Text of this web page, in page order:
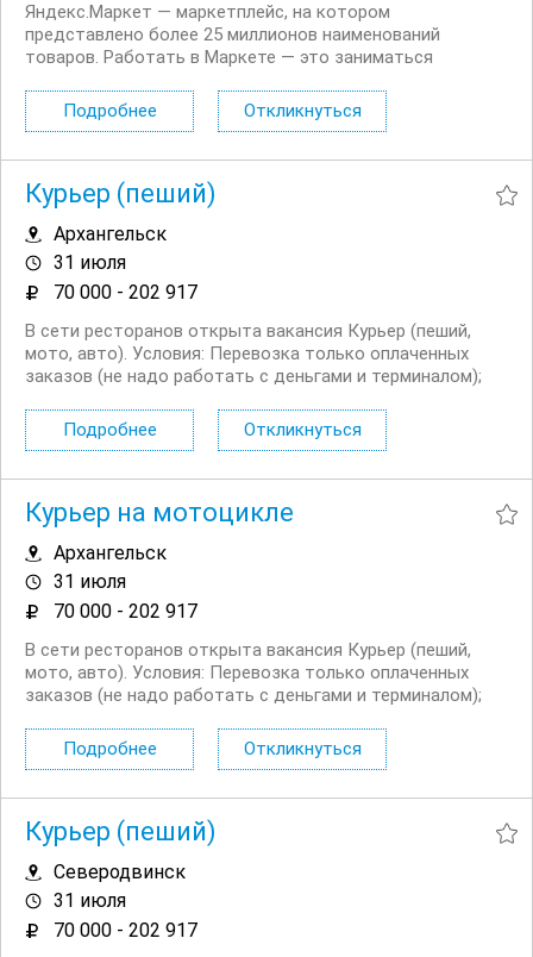
Яндекс.Маркет — маркетплейс, на котором
представлено более 25 миллионов наименований
товаров. Работать в Маркете — это заниматься
высокоскоростными людьми, быстро реагировать на
изменения и помогать друг другу. Приглашаем
Подробнее Откликнуться
Курьер (пеший)
Архангельск
31 июля
70 000 - 202 917
В сети ресторанов открыта вакансия Курьер (пеший,
мото, авто). Условия: Перевозка только оплаченных
заказов (не надо работать с деньгами и терминалом);
время до 03:00; Выходные плавающие при любом
графике; Доход...
Подробнее Откликнуться
Курьер на мотоцикле
Архангельск
31 июля
70 000 - 202 917
В сети ресторанов открыта вакансия Курьер (пеший,
мото, авто). Условия: Перевозка только оплаченных
заказов (не надо работать с деньгами и терминалом);
время до 03:00; Выходные плавающие при любом
графике; Доход...
Подробнее Откликнуться
Курьер (пеший)
Северодвинск
31 июля
70 000 - 202 917